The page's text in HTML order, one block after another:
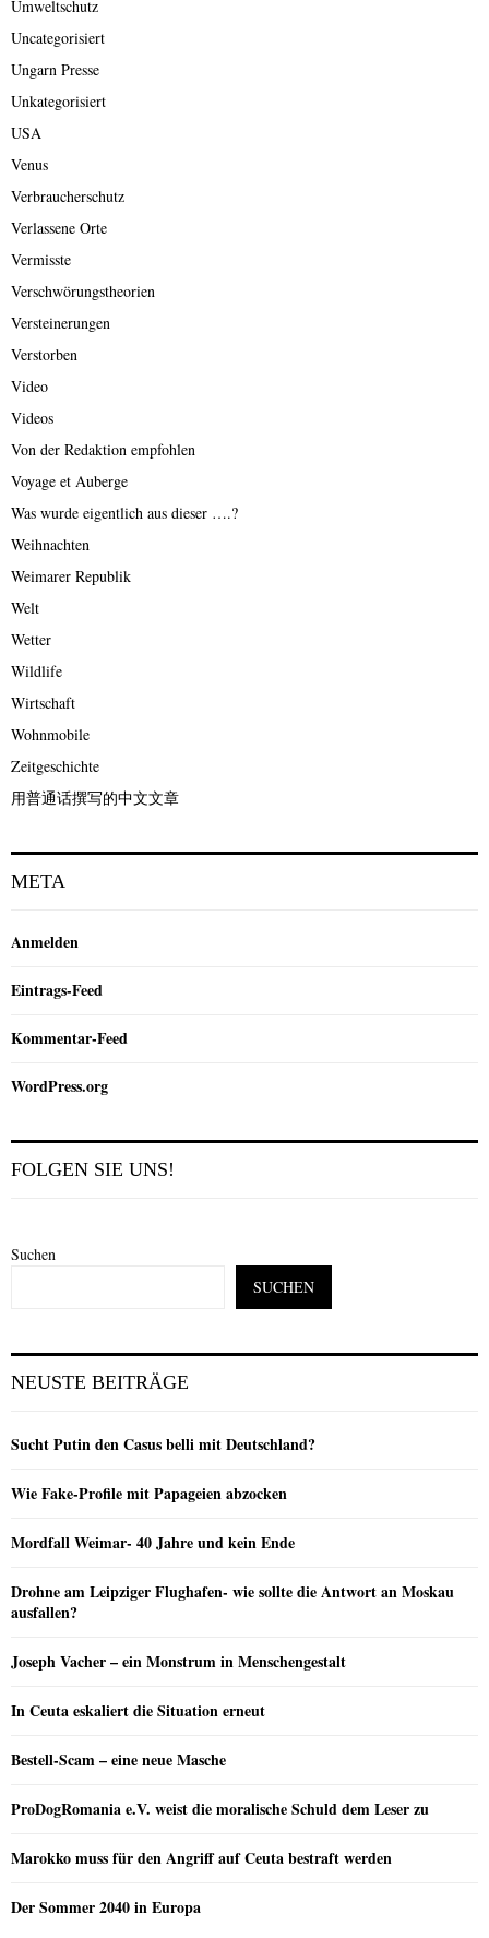
Umweltschutz
Uncategorisiert
Ungarn Presse
Unkategorisiert
USA
Venus
Verbraucherschutz
Verlassene Orte
Vermisste
Verschwörungstheorien
Versteinerungen
Verstorben
Video
Videos
Von der Redaktion empfohlen
Voyage et Auberge
Was wurde eigentlich aus dieser ….?
Weihnachten
Weimarer Republik
Welt
Wetter
Wildlife
Wirtschaft
Wohnmobile
Zeitgeschichte
用普通话撰写的中文文章
META
Anmelden
Eintrags-Feed
Kommentar-Feed
WordPress.org
FOLGEN SIE UNS!
Suchen
SUCHEN
NEUSTE BEITRÄGE
Sucht Putin den Casus belli mit Deutschland?
Wie Fake-Profile mit Papageien abzocken
Mordfall Weimar- 40 Jahre und kein Ende
Drohne am Leipziger Flughafen- wie sollte die Antwort an Moskau
ausfallen?
Joseph Vacher – ein Monstrum in Menschengestalt
In Ceuta eskaliert die Situation erneut
Bestell-Scam – eine neue Masche
ProDogRomania e.V. weist die moralische Schuld dem Leser zu
Marokko muss für den Angriff auf Ceuta bestraft werden
Der Sommer 2040 in Europa